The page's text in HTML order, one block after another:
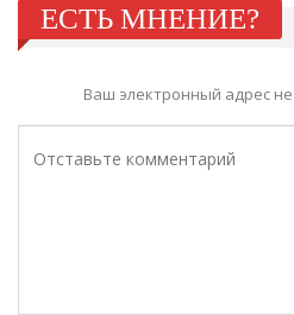
ЕСТЬ МНЕНИЕ?
Ваш электронный адрес